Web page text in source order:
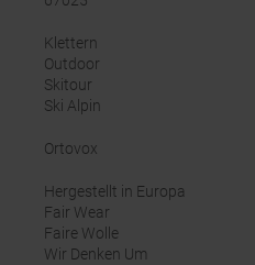
Klettern
Outdoor
Skitour
Ski Alpin
Ortovox
Hergestellt in Europa
Fair Wear
Faire Wolle
Wir Denken Um